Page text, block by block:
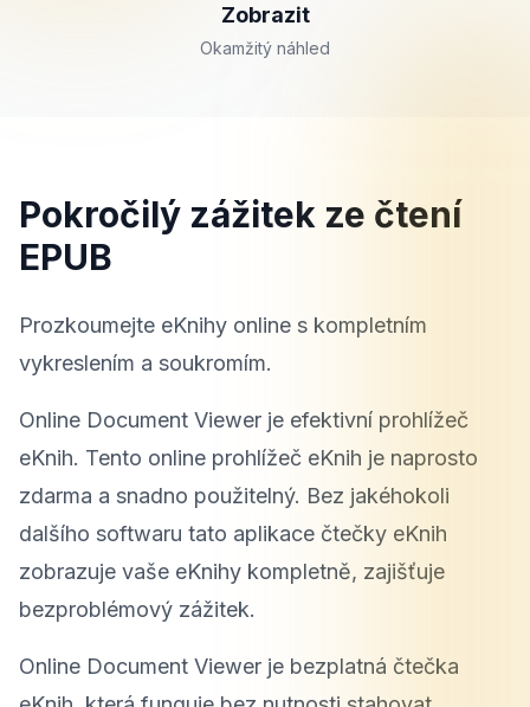
Zobrazit
Okamžitý náhled
Pokročilý zážitek ze čtení
EPUB
Prozkoumejte eKnihy online s kompletním
vykreslením a soukromím.
Online Document Viewer je efektivní prohlížeč
eKnih. Tento online prohlížeč eKnih je naprosto
zdarma a snadno použitelný. Bez jakéhokoli
dalšího softwaru tato aplikace čtečky eKnih
zobrazuje vaše eKnihy kompletně, zajišťuje
bezproblémový zážitek.
Online Document Viewer je bezplatná čtečka